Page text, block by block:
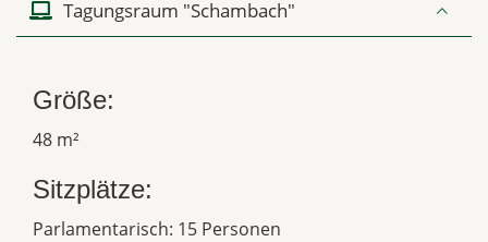
Tagungsraum "Schambach"
Größe:
48 m²
Sitzplätze:
Parlamentarisch: 15 Personen